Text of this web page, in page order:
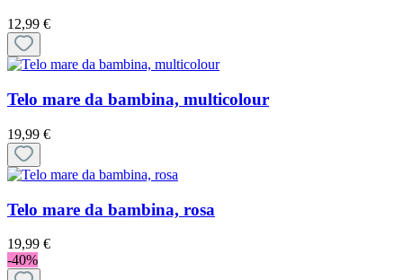
12,99 €
Telo mare da bambina, multicolour
19,99 €
Telo mare da bambina, rosa
19,99 €
-40%